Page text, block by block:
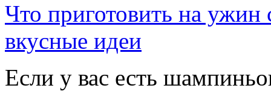
Что приготовить на
вкусные идеи
Если у вас есть